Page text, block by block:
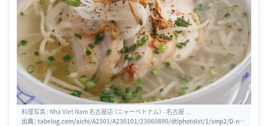
料理写真 : Nha Viet Nam 名古屋店 （ニャーベトナム） - 名古屋 ...
出典： tabelog.com/aichi/A2301/A230101/23060890/dtlphotolst/1/smp2/D-nor